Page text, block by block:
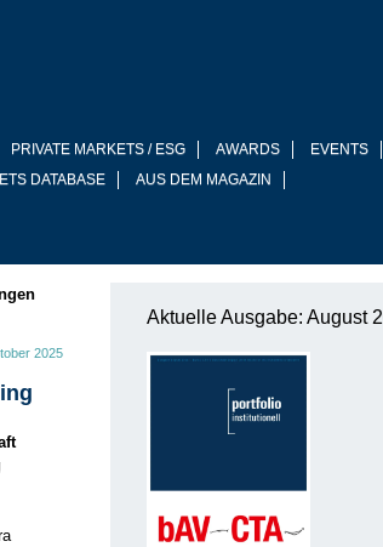
PRIVATE MARKETS / ESG AWARDS
EVENTS
DATABASE AUS DEM MAGAZIN
2025
Aktuelle Ausgabe: August